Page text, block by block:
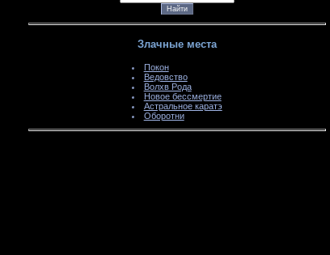
Злачные места
Покон
Ведовство
Волхв Рода
Новое бессмертие
Астральное каратэ
Оборотни